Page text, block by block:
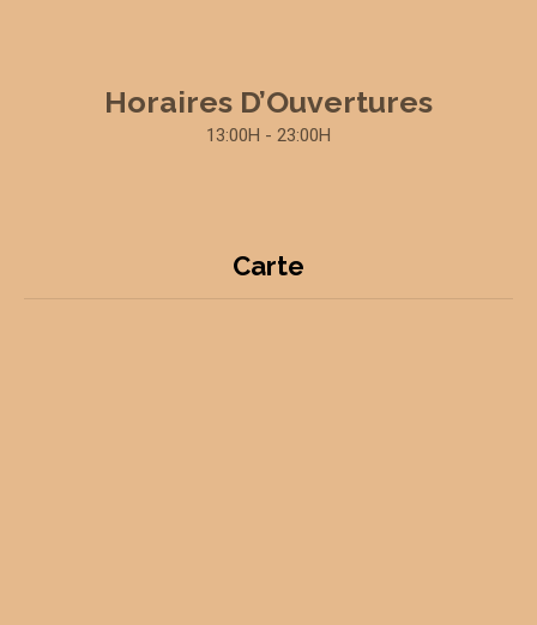
Horaires D’Ouvertures
13:00H - 23:00H
Carte